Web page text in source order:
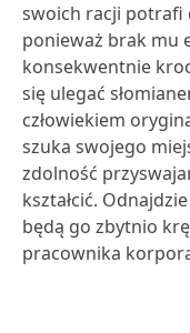
swoich racji potrafi
ponieważ brak mu
konsekwentnie
się ulegać
człowiekiem
szuka swojego
zdolność
kształcić.
będą go zbytnio
pracownika